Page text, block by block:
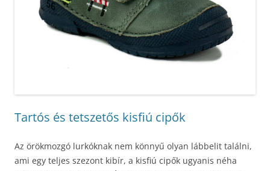
Tartós és tetszetős kisfiú cipők
Az örökmozgó lurkóknak nem könnyű olyan lábbelit találni,
ami egy teljes szezont kibír, a kisfiú cipők ugyanis néha